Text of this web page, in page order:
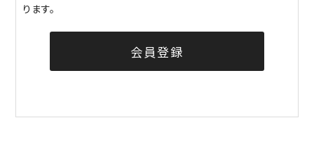
ります。
会員登録